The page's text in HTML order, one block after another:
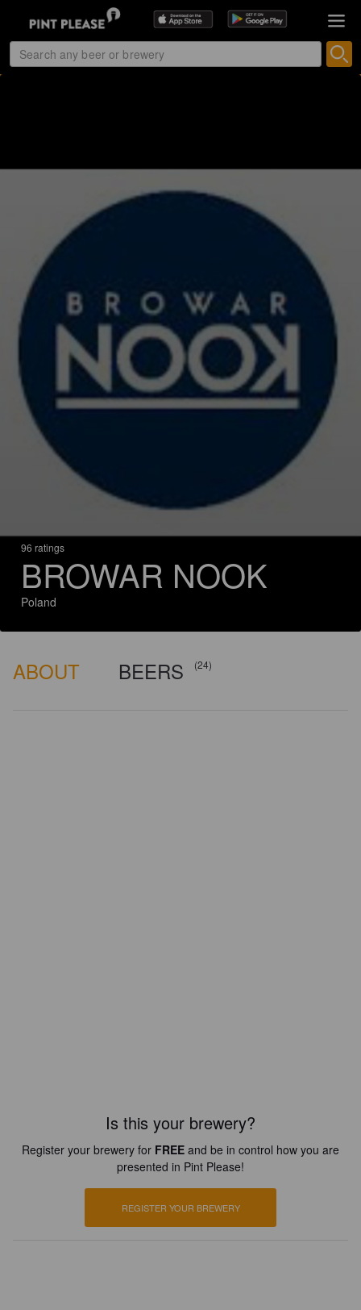
96 ratings
BROWAR NOOK
Poland
ABOUT BEERS (24)
Is this your brewery?
Register your brewery for FREE and be in control how you are
presented in Pint Please!
REGISTER YOUR BREWERY